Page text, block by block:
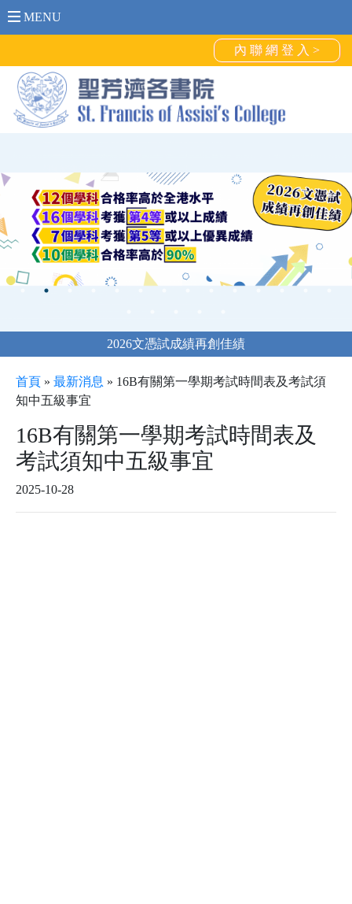
MENU
內 聯 網 登 入 >
2026文憑試成績再創佳績
首頁 » 最新消息 » 16B有關第一學期考試時間表及考試須
知中五級事宜
16B有關第一學期考試時間表及
考試須知中五級事宜
2025-10-28